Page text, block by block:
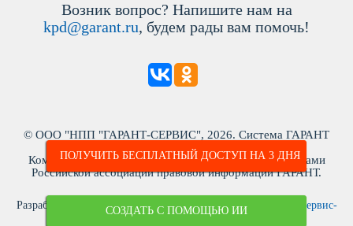
ПОЛУЧИТЬ БЕСПЛАТНЫЙ ДОСТУП НА 3 ДНЯ
СОЗДАТЬ С ПОМОЩЬЮ ИИ
озник вопрос? Напишите нам на
kpd@garant.ru, будем рады вам помочь!
© ООО "НПП "ГАРАНТ-СЕРВИС", 2026. Система ГАРАНТ
ыпускается с 1990 года. ИНН: 7718013048
Компания "Гарант" и ее партнеры являются участниками
Российской ассоциации правовой информации ГАРАНТ.
Разработчик ЭПС Система ГАРАНТ – ООО «НПП «
Гарант-Сервис-
Университет»